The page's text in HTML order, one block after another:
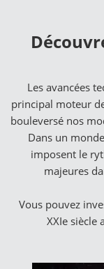
Les avancées
principal moteur
bouleversé nos
Dans un
imposent le
majeures
Vous pouvez
XXIe siècle